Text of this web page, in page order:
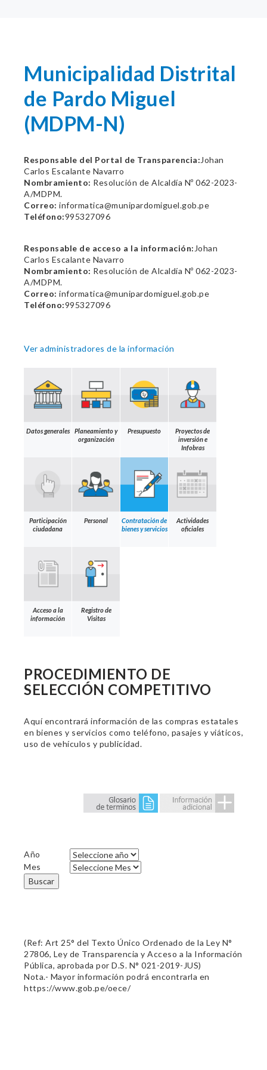
Municipalidad Distrital
de Pardo Miguel
(MDPM-N)
Responsable del Portal de Transparencia: Johan
Carlos Escalante Navarro
Nombramiento: Resolución de Alcaldía Nº 062-2023-
A/MDPM.
Correo: informatica@munipardomiguel.gob.pe
Teléfono:995327096
Responsable de acceso a la información: Johan
Carlos Escalante Navarro
Nombramiento: Resolución de Alcaldía Nº 062-2023-
A/MDPM.
Correo: informatica@munipardomiguel.gob.pe
Teléfono:995327096
Ver administradores de la información
Datos generales
Planeamiento y
organización
Presupuesto
Proyectos de
inversión e
Infobras
Participación
ciudadana
Personal
Contratación de
bienes y servicios
Actividades
oficiales
Acceso a la
información
Registro de
Visitas
PROCEDIMIENTO DE
SELECCIÓN COMPETITIVO
Aquí encontrará información de las compras estatales
en bienes y servicios como teléfono, pasajes y viáticos,
uso de vehículos y publicidad.
Año
Mes
Buscar
(Ref: Art 25° del Texto Único Ordenado de la Ley N°
27806, Ley de Transparencia y Acceso a la Información
Pública, aprobada por D.S. N° 021-2019-JUS)
Nota.- Mayor información podrá encontrarla en
https://www.gob.pe/oece/